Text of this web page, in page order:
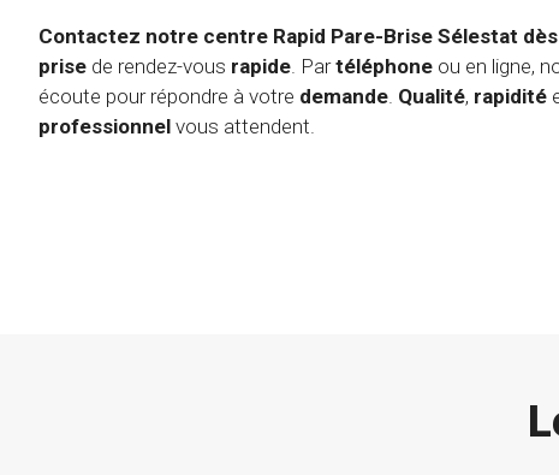
Contactez notre centre Rapid Pare-Brise Sélestat
prise de rendez-vous rapide. Partéléphone ou en ligne,
écoute pour répondre à votre demande. Qualité, rapidité
professionnel vous attendent.